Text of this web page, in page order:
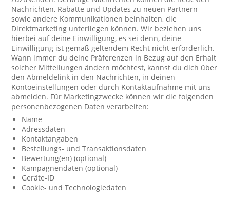
Nachrichten, Rabatte und Updates zu neuen Partnern
sowie andere Kommunikationen beinhalten, die
Direktmarketing unterliegen können. Wir beziehen uns
hierbei auf deine Einwilligung, es sei denn, deine
Einwilligung ist gemäß geltendem Recht nicht erforderlich.
Wann immer du deine Präferenzen in Bezug auf den Erhalt
solcher Mitteilungen ändern möchtest, kannst du dich über
den Abmeldelink in den Nachrichten, in deinen
Kontoeinstellungen oder durch Kontaktaufnahme mit uns
abmelden. Für Marketingzwecke können wir die folgenden
personenbezogenen Daten verarbeiten:
Name
Adressdaten
Kontaktangaben
Bestellungs- und Transaktionsdaten
Bewertung(en) (optional)
Kampagnendaten (optional)
Geräte-ID
Cookie- und Technologiedaten